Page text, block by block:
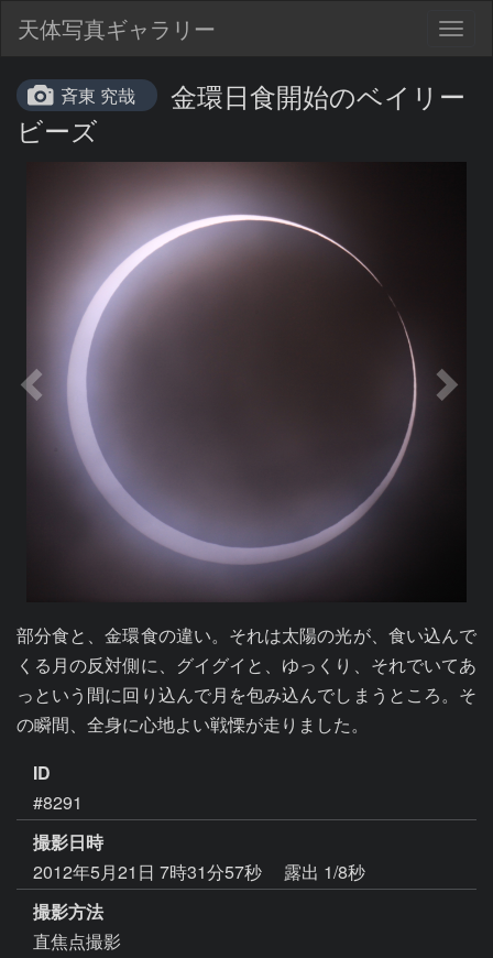
天体写真ギャラリー
斉東 究哉
金環日食開始のベイリー
ビーズ
部分食と、金環食の違い。それは太陽の光が、食い込んで
くる月の反対側に、グイグイと、ゆっくり、それでいてあ
っという間に回り込んで月を包み込んでしまうところ。そ
の瞬間、全身に心地よい戦慄が走りました。
ID
#8291
撮影日時
2012年5月21日 7時31分57秒
露出 1/8秒
撮影方法
直焦点撮影